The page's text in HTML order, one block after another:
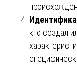
кто создал